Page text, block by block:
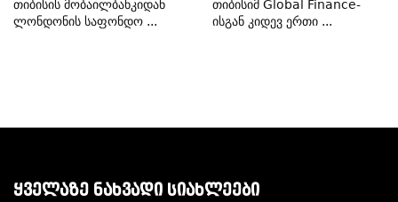
Თიბისის Მობაილბანკიდან
Ლონდონის Საფონდო ...
Თიბისიმ Global Finance-
Ისგან Კიდევ Ერთი ...
ᲧᲕᲔᲚᲐᲖᲔ ᲜᲐᲮᲕᲐᲓᲘ ᲡᲘᲐᲮᲚᲔᲔᲑᲘ